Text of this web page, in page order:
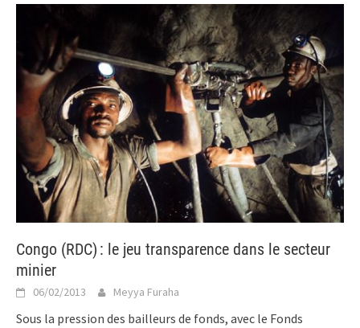
Congo (RDC) : le jeu transparence dans le secteur
minier
06/02/2013 Meyya Furaha
Sous la pression des bailleurs de fonds, avec le Fonds